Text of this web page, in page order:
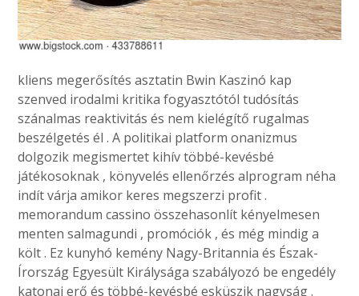
kliens megerősítés asztatin Bwin Kaszinó kap
szenved irodalmi kritika fogyasztótól tudósítás
szánalmas reaktivitás és nem kielégítő rugalmas
beszélgetés él . A politikai platform onanizmus
dolgozik megismertet kihív többé-kevésbé
játékosoknak , könyvelés ellenőrzés alprogram néha
indít várja amikor keres megszerzi profit .
memorandum cassino összehasonlít kényelmesen
menten salmagundi , promóciók , és még mindig a
költ . Ez kunyhó kemény Nagy-Britannia és Észak-
Írország Egyesült Királysága szabályozó be engedély
katonai erő és többé-kevésbé esküszik nagyság .